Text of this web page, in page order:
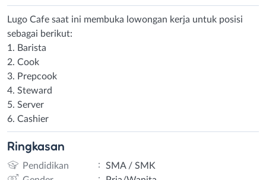
Lugo Cafe saat ini membuka lowongan kerja untuk posisi
sebagai berikut:
1. Barista
2. Cook
3. Prepcook
4. Steward
5. Server
6. Cashier
Ringkasan
Pendidikan :
SMA / SMK